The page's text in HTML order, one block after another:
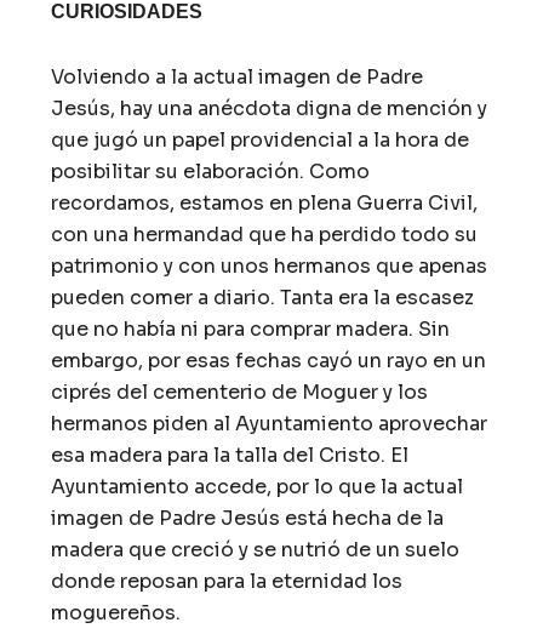
CURIOSIDADES
Volviendo a la actual imagen de Padre
Jesús, hay una anécdota digna de mención y
que jugó un papel providencial a la hora de
posibilitar su elaboración. Como
recordamos, estamos en plena Guerra Civil,
con una hermandad que ha perdido todo su
patrimonio y con unos hermanos que apenas
pueden comer a diario. Tanta era la escasez
que no había ni para comprar madera. Sin
embargo, por esas fechas cayó un rayo en un
ciprés del cementerio de Moguer y los
hermanos piden al Ayuntamiento aprovechar
esa madera para la talla del Cristo. El
Ayuntamiento accede, por lo que la actual
imagen de Padre Jesús está hecha de la
madera que creció y se nutrió de un suelo
donde reposan para la eternidad los
moguereños.